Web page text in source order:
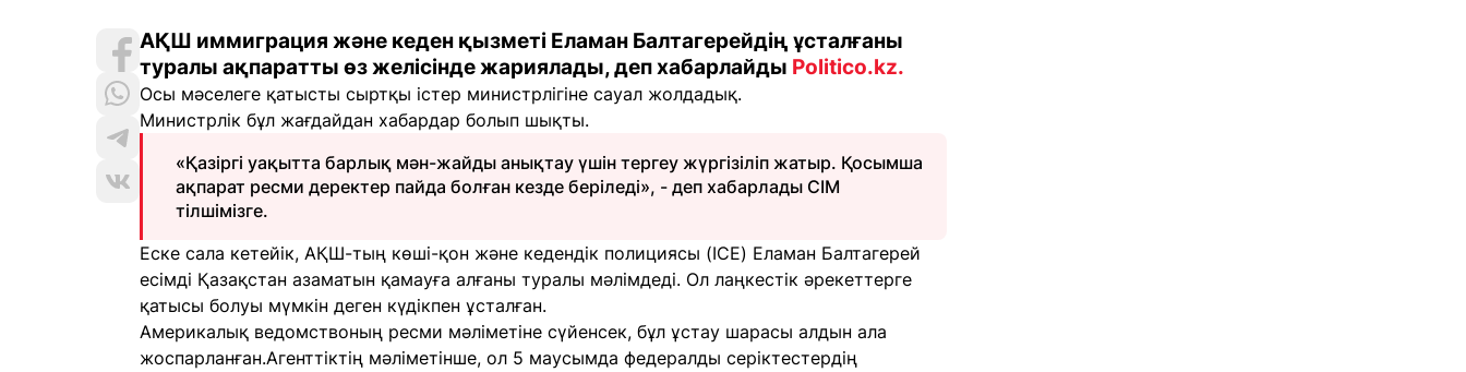
АҚШ иммиграция және кеден қызметі Еламан Балтагерейдің ұсталғаны
туралы ақпаратты өз желісінде жариялады, деп хабарлайды Politico.kz.
Осы мәселеге қатысты сыртқы істер министрлігіне сауал жолдадық.
Министрлік бұл жағдайдан хабардар болып шықты.
«Қазіргі уақытта барлық мән-жайды анықтау үшін тергеу жүргізіліп жатыр. Қосымша
ақпарат ресми деректер пайда болған кезде беріледі», - деп хабарлады СІМ
тілшімізге.
Еске сала кетейік, АҚШ-тың көші-қон және кедендік полициясы (ICE) Еламан Балтагерей
есімді Қазақстан азаматын қамауға алғаны туралы мәлімдеді. Ол лаңкестік әрекеттерге
қатысы болуы мүмкін деген күдікпен ұсталған.
Америкалық ведомствоның ресми мәліметіне сүйенсек, бұл ұстау шарасы алдын ала
жоспарланған.Агенттіктің мәліметінше, ол 5 маусымда федералды серіктестердің